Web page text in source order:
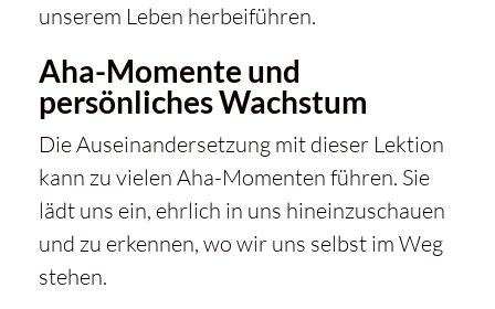
unserem Leben herbeiführen.
Aha-Momente und
persönliches Wachstum
Die Auseinandersetzung mit dieser Lektion
kann zu vielen Aha-Momenten führen. Sie
lädt uns ein, ehrlich in uns hineinzuschauen
und zu erkennen, wo wir uns selbst im Weg
stehen.